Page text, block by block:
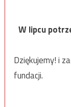
W lipcu
Dziękujemy! i
fundacji.